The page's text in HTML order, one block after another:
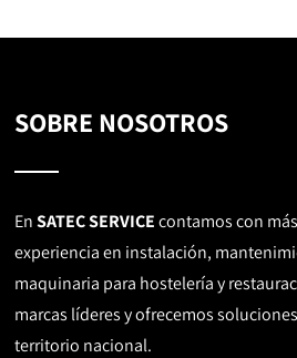
SOBRE NOSOTROS
EnSATEC SERVICEcontamos con
experiencia en instalación,
maquinaria para hostelería y
marcas líderes y ofrecemos
territorio nacional.